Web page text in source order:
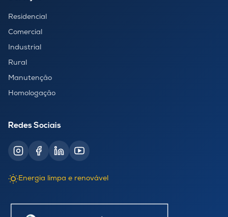
Residencial
Comercial
Industrial
Rural
Manutenção
Homologação
Redes Sociais
Energia limpa e renovável